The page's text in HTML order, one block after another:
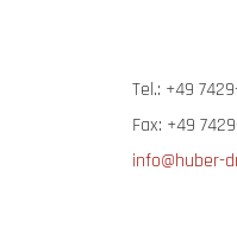
Tel.: +49
Fax: +49
info@huber-